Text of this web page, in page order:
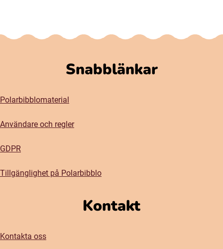
Snabblänkar
Polarbibblomaterial
Användare och regler
GDPR
Tillgänglighet på Polarbibblo
Kontakt
Kontakta oss